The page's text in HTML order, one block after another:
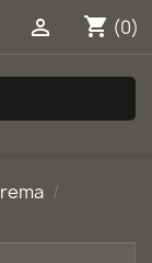
shopping_cart (0)
